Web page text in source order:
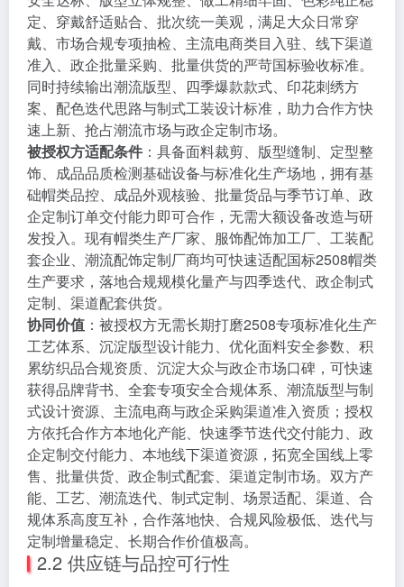
定、穿戴舒适贴合、批次统一美观，满足大众日常穿
戴、市场合规专项抽检、主流电商类目入驻、线下渠道
准入、政企批量采购、批量供货的严苛国标验收标准。
同时持续输出潮流版型、四季爆款款式、印花刺绣方
案、配色迭代思路与制式工装设计标准，助力合作方快
速上新、抢占潮流市场与政企定制市场。
被授权方适配条件 ：具备面料裁剪、版型缝制、定型整
饰、成品品质检测基础设备与标准化生产场地，拥有基
础帽类品控、成品外观核验、批量货品与季节订单、政
企定制订单交付能力即可合作，无需大额设备改造与研
发投入。现有帽类生产厂家、服饰配饰加工厂、工装配
套企业、潮流配饰定制厂商均可快速适配国标2508帽类
生产要求，落地合规规模化量产与四季迭代、政企制式
定制、渠道配套供货。
协同价值 ：被授权方无需长期打磨2508专项标准化生产
工艺体系、沉淀版型设计能力、优化面料安全参数、积
累纺织品合规资质、沉淀大众与政企市场口碑，可快速
获得品牌背书、全套专项安全合规体系、潮流版型与制
式设计资源、主流电商与政企采购渠道准入资质；授权
方依托合作方本地化产能、快速季节迭代交付能力、政
企定制交付能力、本地线下渠道资源，拓宽全国线上零
售、批量供货、政企制式配套、渠道定制市场。双方产
能、工艺、潮流迭代、制式定制、场景适配、渠道、合
规体系高度互补，合作落地快、合规风险极低、迭代与
定制增量稳定、长期合作价值极高。
2.2 供应链与品控可行性